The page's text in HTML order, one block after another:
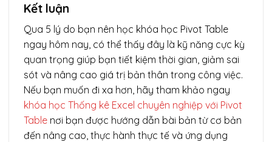
Kết luận
Qua 5 lý do bạn nên học khóa học Pivot Table
ngay hôm nay, có thể thấy đây là kỹ năng cực kỳ
quan trọng giúp bạn tiết kiệm thời gian, giảm sai
sót và nâng cao giá trị bản thân trong công việc.
Nếu bạn muốn đi xa hơn, hãy tham khảo ngay
khóa học Thống kê Excel chuyên nghiệp với Pivot
Table nơi bạn được hướng dẫn bài bản từ cơ bản
đến nâng cao, thực hành thực tế và ứng dụng